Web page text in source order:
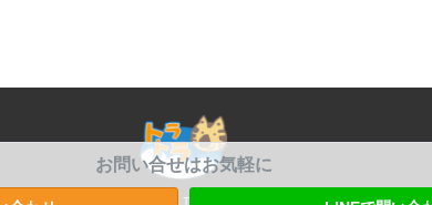
Copyright © 2007-2020 Travel & Travel Pty Ltd. All rights reserved.
お問い合せはお気軽に